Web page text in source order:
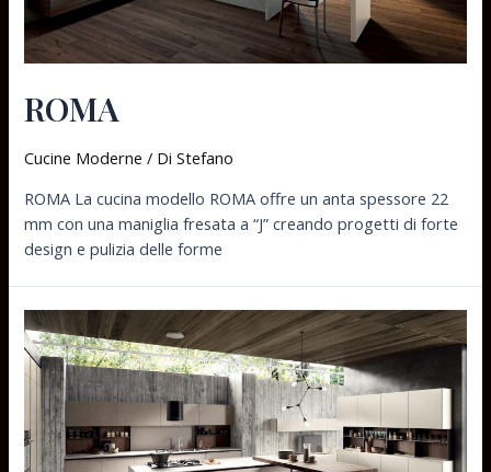
ROMA
Cucine Moderne / DiStefano
ROMA La cucina modello ROMA offre un anta spessore 22
mm con una maniglia fresata a “J” creando progetti di forte
design e pulizia delle forme